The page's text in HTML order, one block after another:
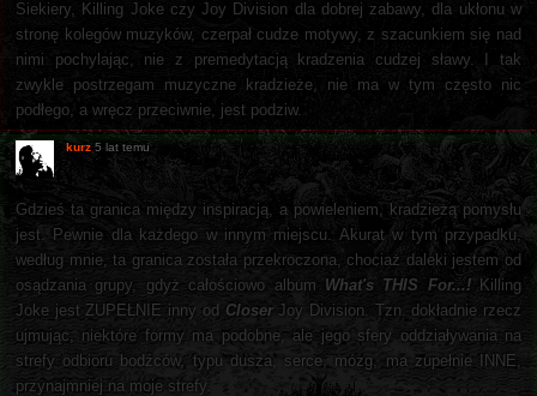
Siekiery, Killing Joke czy Joy Division dla dobrej zabawy, dla ukłonu w
stronę kolegów muzyków, czerpał cudze motywy, z szacunkiem się nad
nimi pochylając, nie z premedytacją kradzenia cudzej sławy. I tak
zwykle postrzegam muzyczne kradzieże, nie ma w tym często nic
podłego, a wręcz przeciwnie, jest podziw.
kurz 5 lat temu
Gdzieś ta granica między inspiracją, a powieleniem, kradzieżą pomysłu
jest. Pewnie dla każdego w innym miejscu. Akurat w tym przypadku,
według mnie, ta granica została przekroczona, chociaż daleki jestem od
osądzania grupy, gdyż całościowo album
What's THIS For...!Killing
Joke jest ZUPEŁNIE inny od CloserJoy Division. Tzn. dokładnie rzecz
ujmując, niektóre formy ma podobne, ale jego sfery oddziaływania na
strefy odbioru bodźców, typu dusza, serce, mózg, ma zupełnie INNE,
przynajmniej na moje strefy.